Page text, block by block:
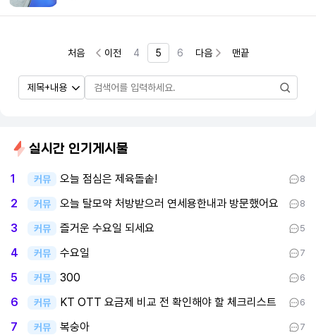
처음 이전 4 5 6 다음 맨끝
실시간 인기게시물
1 커뮤 오늘 점심은 제육돌솥! 8
2 커뮤 오늘 탈모약 처방받으러 연세용한내과 방문했어요 8
3 커뮤 즐거운 수요일 되세요 5
4 커뮤 수요일 7
5 커뮤 300 6
6 커뮤 KT OTT 요금제 비교 전 확인해야 할 체크리스트 6
7 커뮤 복숭아 7